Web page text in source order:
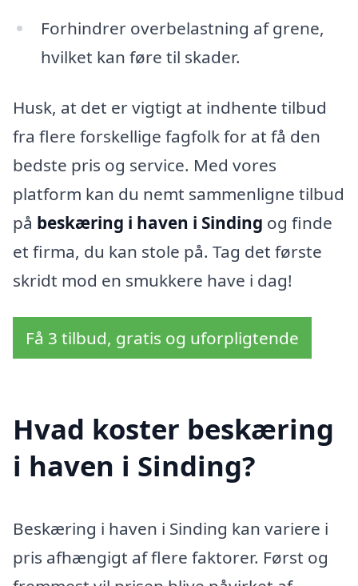
Forhindrer overbelastning af grene,
hvilket kan føre til skader.
Husk, at det er vigtigt at indhente tilbud
fra flere forskellige fagfolk for at få den
bedste pris og service. Med vores
platform kan du nemt sammenligne tilbud
på beskæring i haven i Sinding og finde
et firma, du kan stole på. Tag det første
skridt mod en smukkere have i dag!
Få 3 tilbud, gratis og uforpligtende
Hvad koster beskæring
i haven i Sinding?
Beskæring i haven i Sinding kan variere i
pris afhængigt af flere faktorer. Først og